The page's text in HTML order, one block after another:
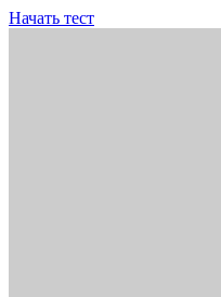
Начать тест